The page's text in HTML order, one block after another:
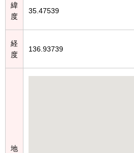
緯
度
35.47539
経
度
136.93739
地